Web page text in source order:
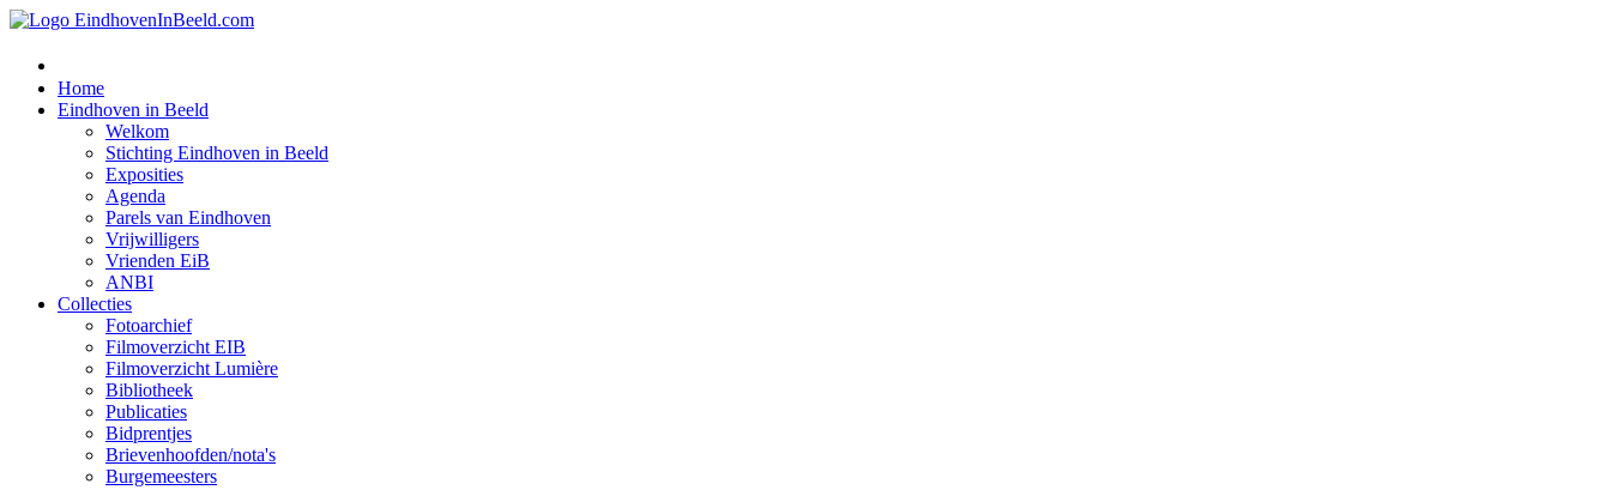
Home
Eindhoven in Beeld
Welkom
Stichting Eindhoven in Beeld
Exposities
Agenda
Parels van Eindhoven
Vrijwilligers
Vrienden EiB
ANBI
Collecties
Fotoarchief
Filmoverzicht EIB
Filmoverzicht Lumière
Bibliotheek
Publicaties
Bidprentjes
Brievenhoofden/nota's
Burgemeesters